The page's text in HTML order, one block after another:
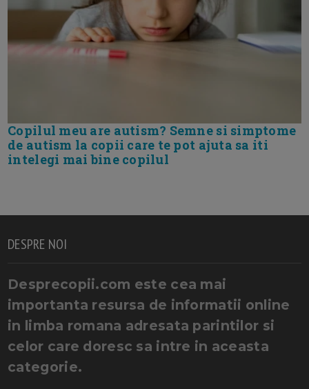
Copilul meu are autism? Semne si simptome
de autism la copii care te pot ajuta sa iti
intelegi mai bine copilul
DESPRE NOI
Desprecopii.com este cea mai
importanta resursa de informatii online
in limba romana adresata parintilor si
celor care doresc sa intre in aceasta
categorie.